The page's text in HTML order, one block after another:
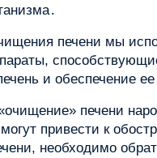
печени мы
и обеспечение
печени
привести к
необходимо